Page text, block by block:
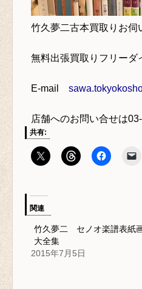
竹久夢二古本買取り お伺
無料出張買取りフリー
E-mail
店舗へのお問い合せは
共有:
関連
竹久夢二 セノオ楽譜表紙
大全集
2015年7月5日